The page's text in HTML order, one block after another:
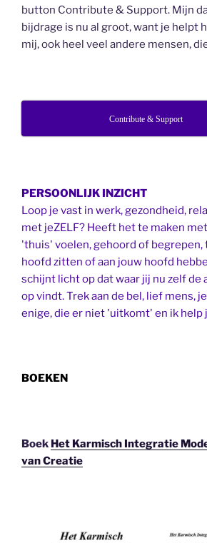
button Contribute & Support. Mijn
bijdrage is nu al groot, want je helpt
mij, ook heel veel andere mensen,
Contribute & Support
PERSOONLIJK INZICHT
Loop je vast in werk, gezondheid,
met jeZELF? Heeft het te maken
'thuis' voelen, gehoord of begrepen,
hoofd zitten of aan jouw hoofd
schijnt licht op dat waar jij nu zelf de
op vindt. Trek aan de bel, lief mens,
enige, die er niet 'uitkomt' en ik help
BOEKEN
Boek Het Karmisch Integratie
van Creatie